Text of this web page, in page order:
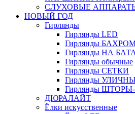
СЛУХОВЫЕ
НОВЫЙ ГОД
Гирлянды
Гирлянды LED
Гирлянды
Гирлянды НА
Гирлянды обычные
Гирлянды СЕТКИ
Гирлянды
Гирлянды
ДЮРАЛАЙТ
Ёлки искусственные